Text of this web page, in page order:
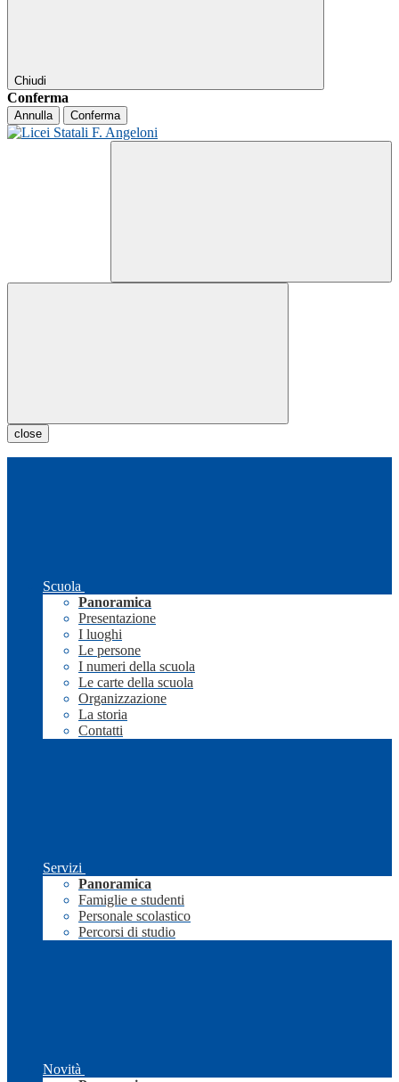
Chiudi
Conferma
Annulla Conferma
close
Scuola
Panoramica
Presentazione
I luoghi
Le persone
I numeri della scuola
Le carte della scuola
Organizzazione
La storia
Contatti
Servizi
Panoramica
Famiglie e studenti
Personale scolastico
Percorsi di studio
Novità